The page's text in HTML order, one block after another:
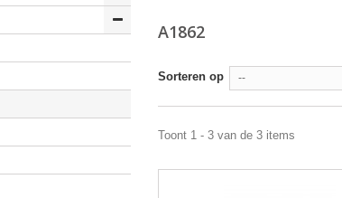
A1862
Sorteren op --
Toont 1 - 3 van de 3 items